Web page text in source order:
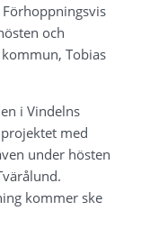
och
Tobias
i Vindelns
med
under hösten
kommer ske